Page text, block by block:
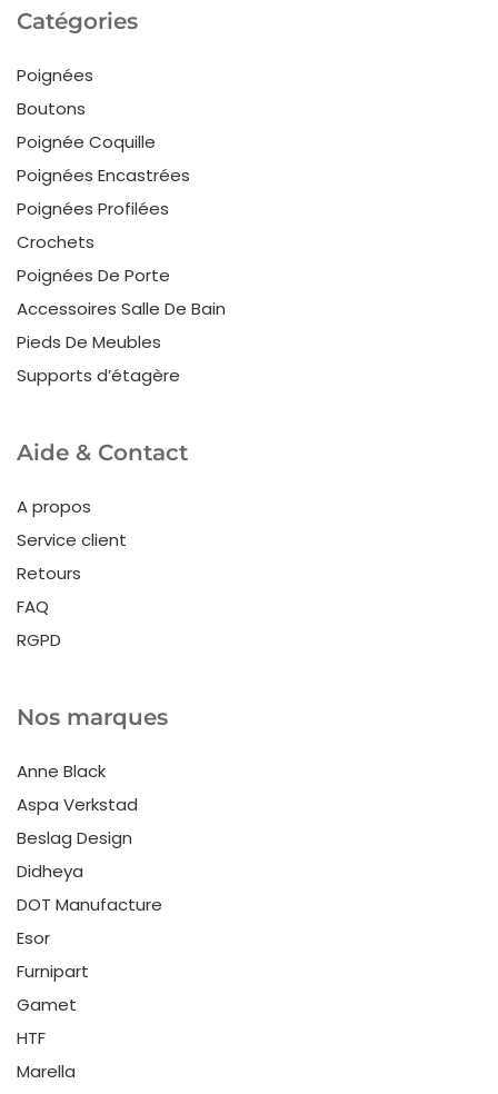
Catégories
Poignées
Boutons
Poignée Coquille
Poignées Encastrées
Poignées Profilées
Crochets
Poignées De Porte
Accessoires Salle De Bain
Pieds De Meubles
Supports d’étagère
Aide & Contact
A propos
Service client
Retours
FAQ
RGPD
Nos marques
Anne Black
Aspa Verkstad
Beslag Design
Didheya
DOT Manufacture
Esor
Furnipart
Gamet
HTF
Marella